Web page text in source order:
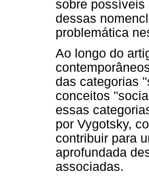
sobre possíveis
dessas
problemática
Ao longo do
das categorias
conceitos
essas
por Vygotsky,
contribuir para
aprofundada
associadas.